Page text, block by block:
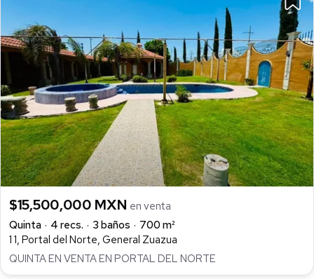
$15,500,000 MXN en venta
Quinta
4 recs. 3 baños
700 m²
1 1, Portal del Norte, General Zuazua
QUINTA EN VENTA EN PORTAL DEL NORTE